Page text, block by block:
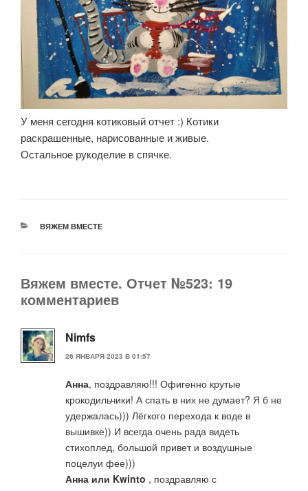
У меня сегодня котиковый отчет :) Котики
раскрашенные, нарисованные и живые.
Остальное рукоделие в спячке.
РУБРИКИ
ВЯЖЕМ ВМЕСТЕ
Вяжем вместе. Отчет №523: 19
комментариев
Nimfs
26 ЯНВАРЯ 2023 В 01:57
Анна, поздравляю!!! Офигенно крутые
крокодильчики! А спать в них не думает? Я б не
удержалась))) Лёгкого перехода к воде в
вышивке)) И всегда очень рада видеть
стихоплед, большой привет и воздушные
поцелуи фее)))
Анна или Kwinto , поздравляю с